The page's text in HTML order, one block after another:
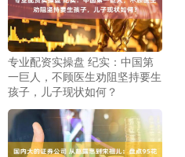
专业配资实操盘 纪实：中国第
一巨人，不顾医生劝阻坚持要生
孩子，儿子现状如何？